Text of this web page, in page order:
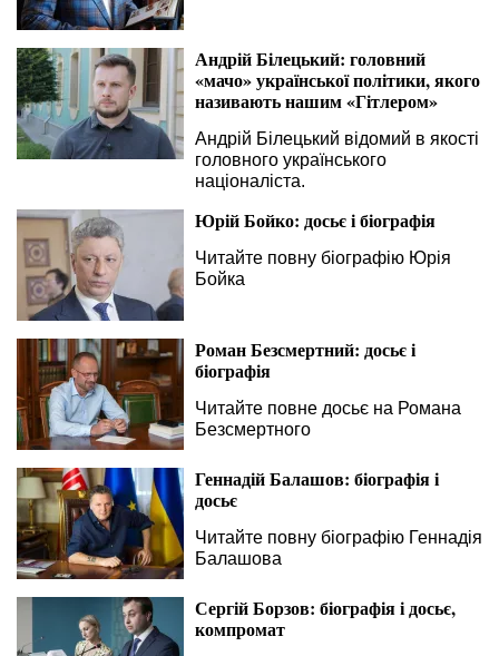
Андрій Білецький: головний
«мачо» української політики, якого
називають нашим «Гітлером»
Андрій Білецький відомий в якості
головного українського
націоналіста.
Юрій Бойко: досьє і біографія
Читайте повну біографію Юрія
Бойка
Роман Безсмертний: досьє і
біографія
Читайте повне досьє на Романа
Безсмертного
Геннадій Балашов: біографія і
досьє
Читайте повну біографію Геннадія
Балашова
Сергій Борзов: біографія і досьє,
компромат